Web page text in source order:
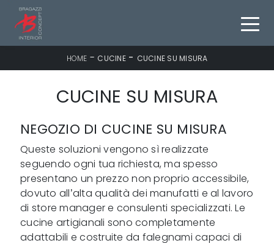
HOME - CUCINE - CUCINE SU MISURA
CUCINE SU MISURA
NEGOZIO DI CUCINE SU MISURA
Queste soluzioni vengono sì realizzate
seguendo ogni tua richiesta, ma spesso
presentano un prezzo non proprio accessibile,
dovuto all’alta qualità dei manufatti e al lavoro
di store manager e consulenti specializzati. Le
cucine artigianali sono completamente
adattabili e costruite da falegnami capaci di